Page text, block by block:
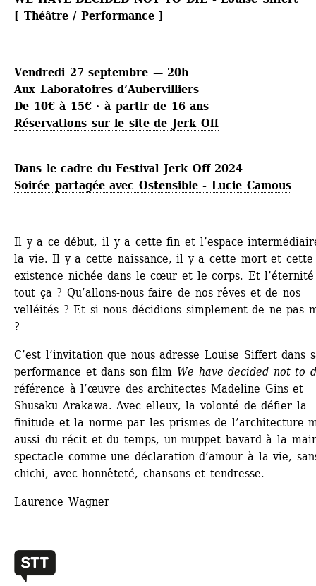
[ Théâtre / Performance ]
Vendredi 27 septembre — 20h
Aux Laboratoires d’Aubervilliers
De 10€ à 15€ · à partir de 16 ans
Réservations sur le site de Jerk Off
Dans le cadre du Festival Jerk Off 2024
Soirée partagée avec Ostensible - ​Lucie Camous
Il y a ce début, il y a cette fin et l’espace
la vie. Il y a cette naissance, il y a cette mort et cette
existence nichée dans le cœur et le corps. Et l’éternité
tout ça ? Qu’allons-nous faire de nos rêves et de nos
velléités ? Et si nous décidions simplement de ne pas
?
C’est l’invitation que nous adresse Louise Siffert dans
performance et dans son film We have decided not to
référence à l’œuvre des architectes Madeline Gins et
Shusaku Arakawa. Avec elleux, la volonté de défier la
finitude et la norme par les prismes de l’architecture
aussi du récit et du temps, un muppet bavard à la
spectacle comme une déclaration d’amour à la vie,
chichi, avec honnêteté, chansons et tendresse.
Laurence Wagner